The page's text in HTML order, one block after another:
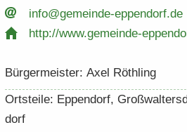
info@gemeinde-​​eppendorf.​de
http:/​/​www.​gemeinde-​​
Bür­ger­meis­ter: Axel Rö­th­ling
Orts­tei­le: Ep­pen­dorf,
dorf